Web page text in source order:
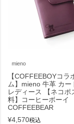
mieno
【COFFEEBOYコラ
ム】mieno 牛革 カー
レディース 【ネコポ
料】コーヒーボーイ
COFFEEBEAR
¥4,570税込